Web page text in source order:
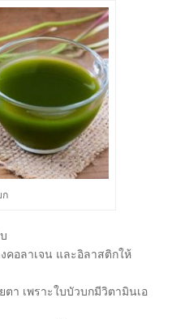
ก
คอลาเจน และอิลาสติกให้
า เพราะใบบัวบกมีวิตามินเอ